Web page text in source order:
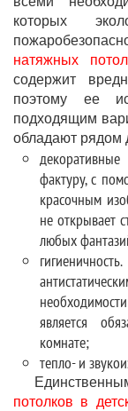
которых
натяжных
содержит
поэтому ее
подходящим
обладают рядом
фактуру, с
красочным
не открывает
любых
гигиеничность.
является
комнате;
тепло- и
потолков в